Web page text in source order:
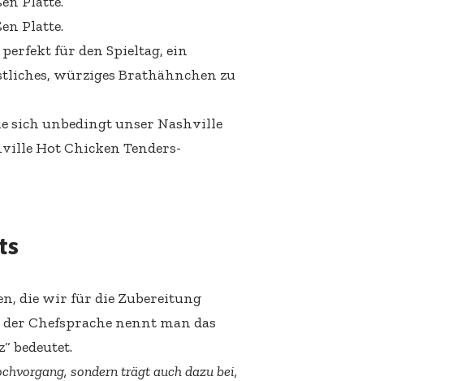
für den Spieltag, ein
würziges Brathähnchen zu
sich unbedingt unser Nashville
Hot Chicken Tenders-
die wir für die Zubereitung
Chefsprache nennt man das
bedeutet.
sondern trägt auch dazu bei,